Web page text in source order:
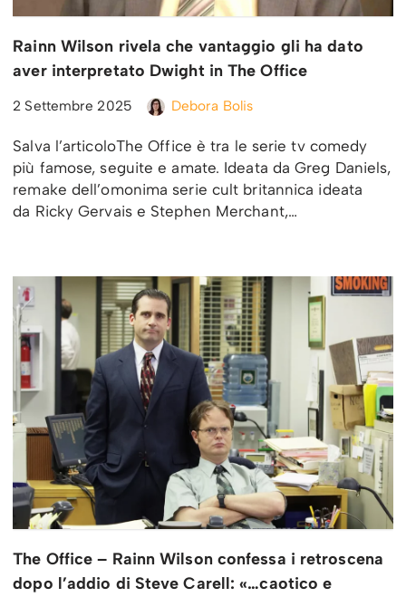
Rainn Wilson rivela che vantaggio gli ha dato
aver interpretato Dwight in The Office
2 Settembre 2025 Debora Bolis
Salva l’articoloThe Office è tra le serie tv comedy
più famose, seguite e amate. Ideata da Greg Daniels,
remake dell’omonima serie cult britannica ideata
da Ricky Gervais e Stephen Merchant,…
The Office – Rainn Wilson confessa i retroscena
dopo l’addio di Steve Carell: «…caotico e